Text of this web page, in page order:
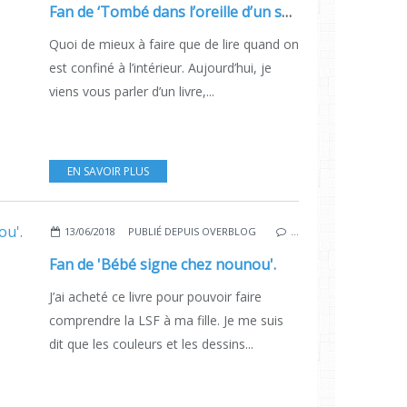
Fan de ‘Tombé dans l’oreille d’un sourd’ de Gregory Mahieux et audrey Levitre.
Quoi de mieux à faire que de lire quand on
est confiné à l’intérieur. Aujourd’hui, je
viens vous parler d’un livre,...
EN SAVOIR PLUS
13/06/2018 PUBLIÉ DEPUIS OVERBLOG
Fan de 'Bébé signe chez nounou'.
J’ai acheté ce livre pour pouvoir faire
comprendre la LSF à ma fille. Je me suis
dit que les couleurs et les dessins...